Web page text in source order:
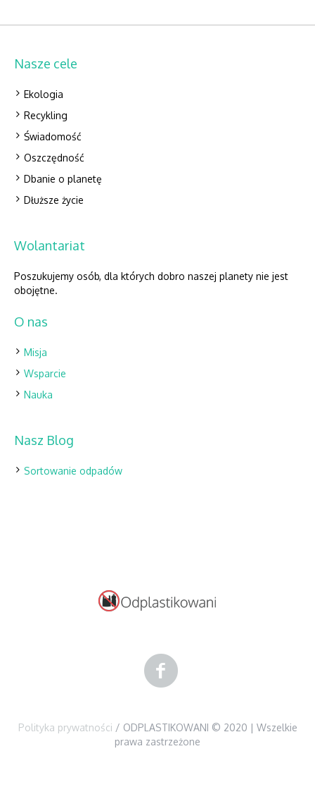
Nasze cele
Ekologia
Recykling
Świadomość
Oszczędność
Dbanie o planetę
Dłuższe życie
Wolantariat
Poszukujemy osób, dla których dobro naszej planety nie jest
obojętne.
O nas
Misja
Wsparcie
Nauka
Nasz Blog
Sortowanie odpadów
Polityka prywatności / ODPLASTIKOWANI © 2020 | Wszelkie
prawa zastrzeżone